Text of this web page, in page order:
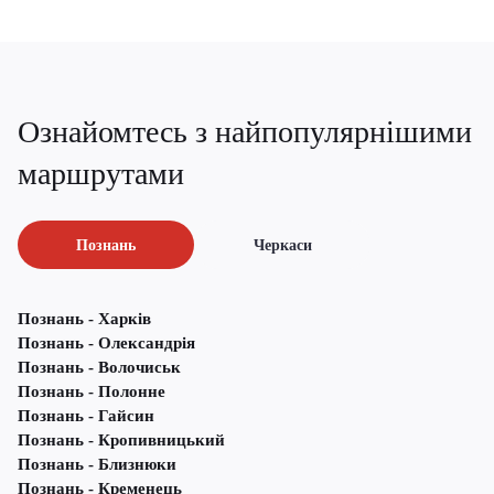
Ознайомтесь з найпопулярнішими
маршрутами
Познань Черкаси
Познань - Харків
Познань - Олександрія
Познань - Волочиськ
Познань - Полонне
Познань - Гайсин
Познань - Кропивницький
Познань - Близнюки
Познань - Кременець